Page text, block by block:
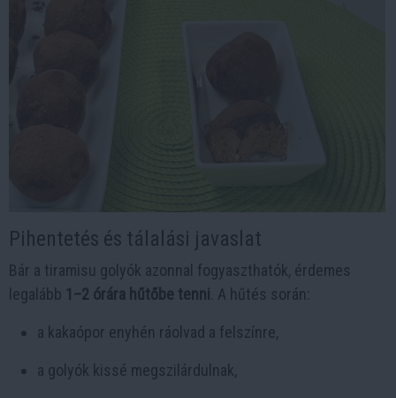
Pihentetés és tálalási javaslat
Bár a tiramisu golyók azonnal fogyaszthatók, érdemes
legalább 1–2 órára hűtőbe tenni . A hűtés során:
a kakaópor enyhén ráolvad a felszínre,
a golyók kissé megszilárdulnak,